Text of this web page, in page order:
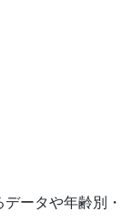
ータや年齢別